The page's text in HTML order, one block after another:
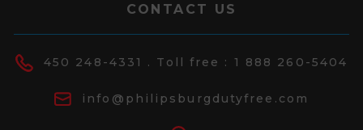
CONTACT US
450 248-4331 . Toll free : 1 888 260-5404
info@philipsburgdutyfree.com